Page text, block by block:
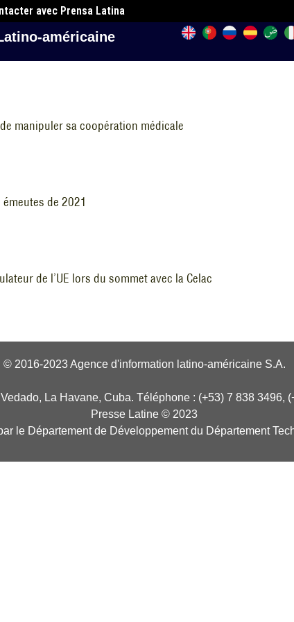
avec Prensa Latina
américaine
manipuler sa coopération médicale
de 2021
de l’UE lors du sommet avec la Celac
© 2016-2023 Agence d'information latino-américaine S.A.
La Havane, Cuba. Téléphone : (+53) 7 838 3496,
Presse Latine © 2023
le Département de Développement du Département